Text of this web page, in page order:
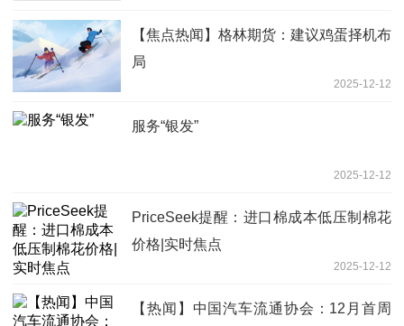
【焦点热闻】格林期货：建议鸡蛋择机布
局
2025-12-12
服务“银发”
2025-12-12
PriceSeek提醒：进口棉成本低压制棉花
价格|实时焦点
2025-12-12
【热闻】中国汽车流通协会：12月首周